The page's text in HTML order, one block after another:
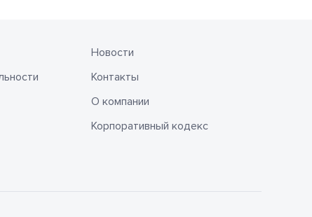
Новости
Контакты
О компании
Корпоративный кодекс